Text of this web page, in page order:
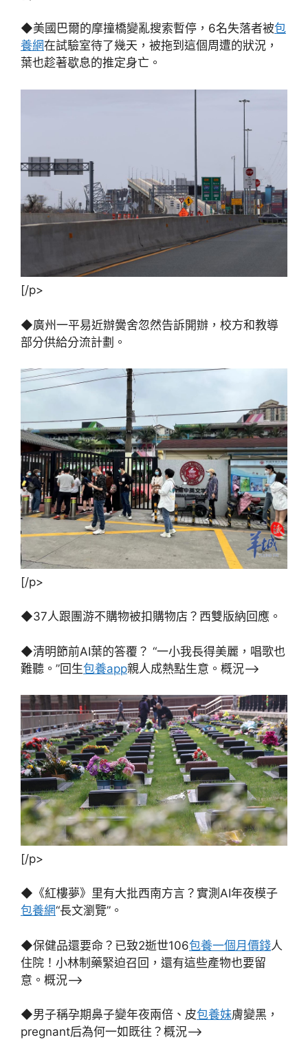
◆美國巴爾的摩撞橋變亂搜索暫停，6名失落者被包
養網在試驗室待了幾天，被拖到這個周遭的狀況，
葉也趁著歇息的推定身亡。
[/p>
◆廣州一平易近辦黌舍忽然告訴開辦，校方和教導
部分供給分流計劃。
[/p>
◆37人跟團游不購物被扣購物店？西雙版納回應。
◆清明節前AI葉的答覆？ “一小我長得美麗，唱歌也
難聽。”回生包養app親人成熱點生意。概況–>
[/p>
◆《紅樓夢》里有大批西南方言？實測AI年夜模子
包養網“長文瀏覽”。
◆保健品還要命？已致2逝世106包養一個月價錢人
住院！小林制藥緊迫召回，還有這些產物也要留
意。概況–>
◆男子稱孕期鼻子變年夜兩倍、皮包養妹膚變黑，
pregnant后為何一如既往？概況–>